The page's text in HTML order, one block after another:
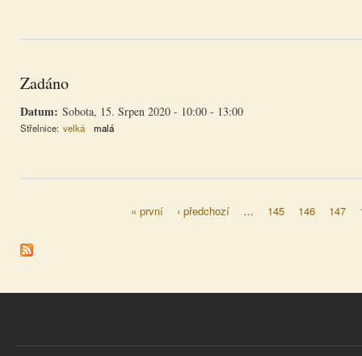
Zadáno
Datum: Sobota, 15. Srpen 2020 - 10:00 - 13:00
Střelnice: velká malá
« první ‹ předchozí … 145 146 147